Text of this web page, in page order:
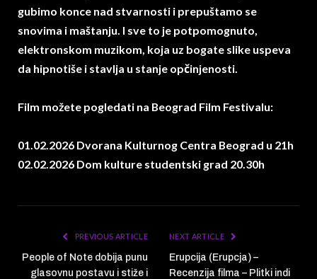
gubimo konce nad stvarnosti i prepuštamo se
snovima i maštanju. I sve to je potpomognuto,
elektronskom muzikom, koja uz bogate slike uspeva
da hipnotiše i stavlja u stanje opčinjenosti.
Film možete pogledati na Beograd Film Festivalu:
01.02.2026 Dvorana Kulturnog Centra Beograd u 21h
02.02.2026 Dom kulture studentski grad 20.30h
PREVIOUS ARTICLE
People of Note dobija punu
glasovnu postavu i stiže i
NEXT ARTICLE
Erupcija (Erupcja) –
Recenzija filma – Plitki indi